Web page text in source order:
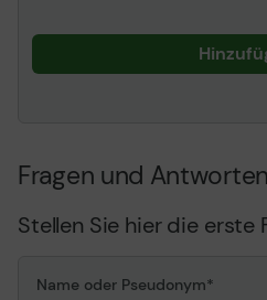
Fragen und Antworten
Stellen Sie hier die erste
Name oder Pseudonym